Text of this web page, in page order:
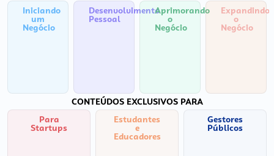
Iniciando
um
Negócio
Desenvolvimento
Pessoal
Aprimorando
o
Negócio
Expandindo
o
Negócio
CONTEÚDOS EXCLUSIVOS PARA
Para
Startups
Estudantes
e
Educadores
Gestores
Públicos